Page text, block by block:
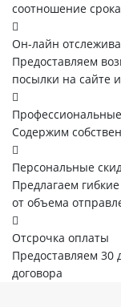
соотношение
Он-лайн
Предоставляем
посылки на сайте
Содержим
Персональные
Предлагаем
от объема
Отсрочка оплаты
Предоставляем 30
договора